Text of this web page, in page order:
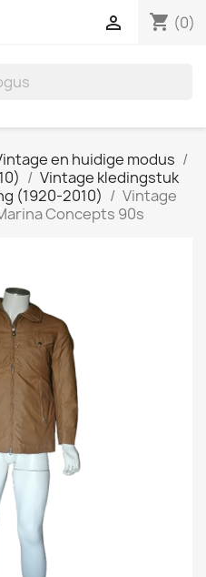
shopping_cart (0)

en huidige modus
Vintage kledingstuk
(1920-2010)
Vintage
Concepts 90s